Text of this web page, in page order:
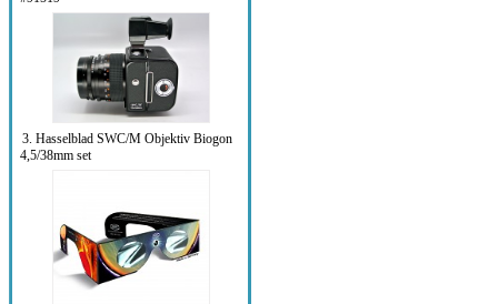
3. Hasselblad SWC/M Objektiv Biogon
4,5/38mm set